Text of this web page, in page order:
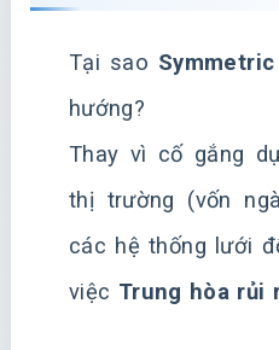
Tại sao Symmetric
hướng?
Thay vì cố gắng
thị trường (vốn
các hệ thống lưới
việc Trung hòa rủi